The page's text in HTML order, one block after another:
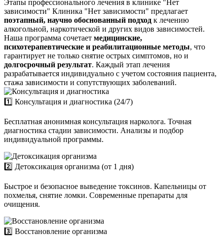
Этапы профессионального лечения в клинике "Нет
зависимости" Клиника "Нет зависимости" предлагает
поэтапный, научно обоснованный подход к лечению
алкогольной, наркотической и других видов зависимостей.
Наша программа сочетает медицинские,
психотерапевтические и реабилитационные методы, что
гарантирует не только снятие острых симптомов, но и
долгосрочный результат. Каждый этап лечения
разрабатывается индивидуально с учетом состояния пациента,
стажа зависимости и сопутствующих заболеваний.
1️⃣ Консультация и диагностика (24/7)
Бесплатная анонимная консультация нарколога. Точная
диагностика стадии зависимости. Анализы и подбор
индивидуальной программы.
2️⃣ Детоксикация организма (от 1 дня)
Быстрое и безопасное выведение токсинов. Капельницы от
похмелья, снятие ломки. Современные препараты для
очищения.
3️⃣ Восстановление организма